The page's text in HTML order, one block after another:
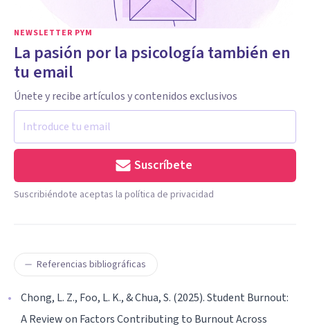
NEWSLETTER PYM
La pasión por la psicología también en
tu email
Únete y recibe artículos y contenidos exclusivos
Suscríbete
Suscribiéndote aceptas la política de privacidad
Referencias bibliográficas
Chong, L. Z., Foo, L. K., & Chua, S. (2025). Student Burnout:
A Review on Factors Contributing to Burnout Across